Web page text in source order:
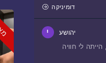
דומיניקה
י יהושע
לי חוויה